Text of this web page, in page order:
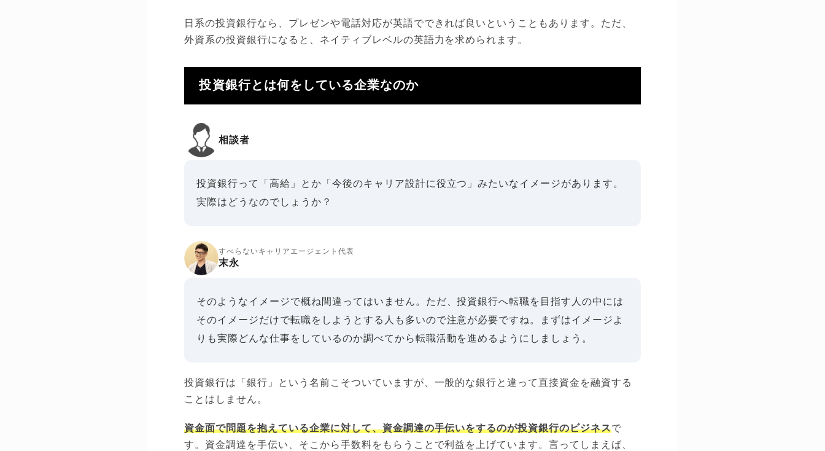
日系の投資銀行なら、プレゼンや電話対応が英語でできれば良いということもあります。ただ、
外資系の投資銀行になると、ネイティブレベルの英語力を求められます。
投資銀行とは何をしている企業なのか
相談者
投資銀行って「高給」とか「今後のキャリア設計に役立つ」みたいなイメージがあります。
実際はどうなのでしょうか？
すべらないキャリアエージェント代表
末永
そのようなイメージで概ね間違ってはいません。ただ、投資銀行へ転職を目指す人の中には
そのイメージだけで転職をしようとする人も多いので注意が必要ですね。
まずはイメージよ
りも実際どんな仕事をしているのか調べてから転職活動を進めるようにしましょう。
投資銀行は「銀行」という名前こそついていますが、一般的な銀行と違って直接資金を融資する
ことはしません。
資金面で問題を抱えている企業に対して、資金調達の手伝いをするのが投資銀行のビジネスで
す。資金調達を手伝い、そこから手数料をもらうことで利益を上げています。言ってしまえば、